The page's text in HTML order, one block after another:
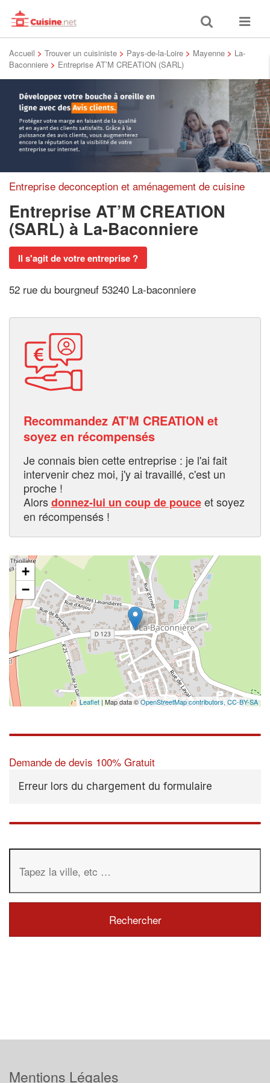
Toggle
search
Toggle
Accueil > Trouver un cuisiniste > Pays-de-la-Loire > Mayenne > La-
Baconniere > Entreprise AT’M CREATION (SARL)
Entreprise deconception et aménagement de cuisine
Entreprise AT’M CREATION
(SARL) à La-Baconniere
Il s'agit de votre entreprise ?
52 rue du bourgneuf 53240 La-baconniere
Recommandez AT'M CREATION et
soyez en récompensés
Je connais bien cette entreprise : je l'ai fait
intervenir chez moi, j'y ai travaillé, c'est un
proche !
Alorsdonnez-lui un coup de pouceet soyez
en récompensés !
+
−
Leaflet | Map data ©OpenStreetMap contributors,CC-BY-SA
Demande de devis 100% Gratuit
Erreur lors du chargement du formulaire
Mentions Légales